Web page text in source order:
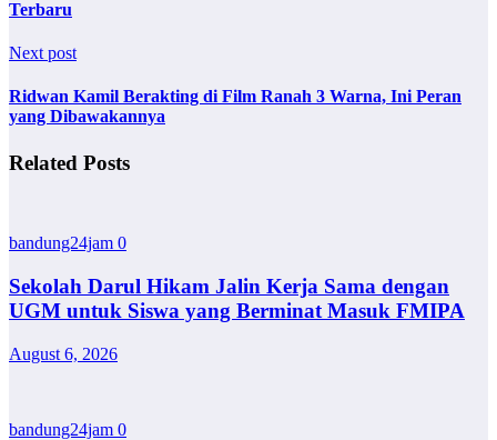
Terbaru
Next post
Ridwan Kamil Berakting di Film Ranah 3 Warna, Ini Peran
yang Dibawakannya
Related Posts
bandung24jam 0
Sekolah Darul Hikam Jalin Kerja Sama dengan
UGM untuk Siswa yang Berminat Masuk FMIPA
August 6, 2026
bandung24jam 0